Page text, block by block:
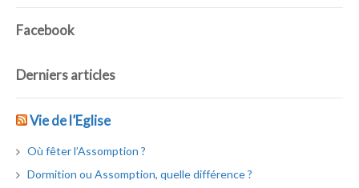
Facebook
Derniers articles
Vie de l’Eglise
Où fêter l’Assomption ?
Dormition ou Assomption, quelle différence ?